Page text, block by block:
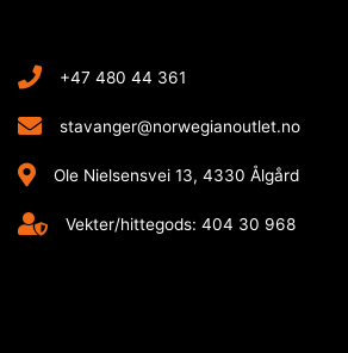
+47 480 44 361
stavanger@norwegianoutlet.no
Ole Nielsensvei 13, 4330 Ålgård
Vekter/hittegods: 404 30 968